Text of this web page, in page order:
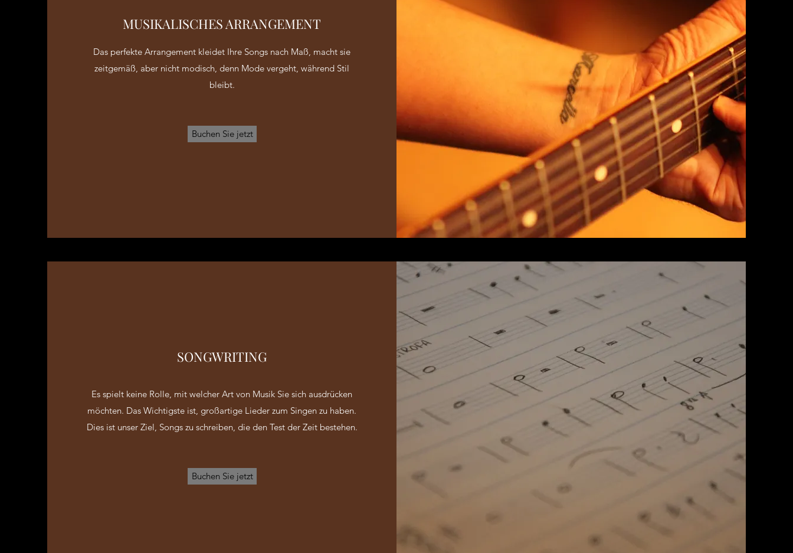
MUSIKALISCHES ARRANGEMENT
Das perfekte Arrangement kleidet Ihre Songs nach Maß, macht sie
zeitgemäß, aber nicht modisch, denn Mode vergeht, während Stil
bleibt.
Buchen Sie jetzt
SONGWRITING
Es spielt keine Rolle, mit welcher Art von Musik Sie sich ausdrücken
möchten. Das Wichtigste ist, großartige Lieder zum Singen zu haben.
Dies ist unser Ziel, Songs zu schreiben, die den Test der Zeit bestehen.
Buchen Sie jetzt